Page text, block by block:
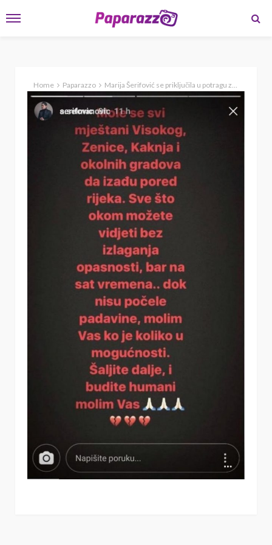
Home Paparazzo Marija Šerifović se priključila u potragu za Aldinom